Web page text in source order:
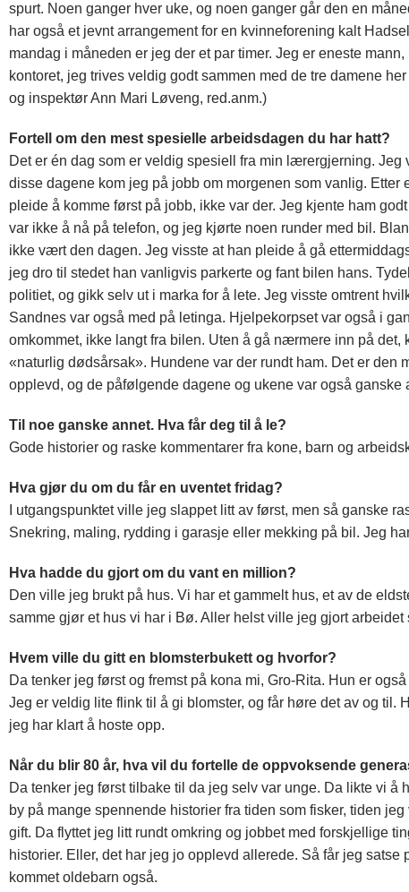
spurt. Noen ganger hver uke, og noen ganger går den en
har også et jevnt arrangement for en kvinneforening kalt
mandag i måneden er jeg der et par timer. Jeg er eneste
kontoret, jeg trives veldig godt sammen med de tre damene
og inspektør Ann Mari Løveng, red.anm.)
Fortell om den mest spesielle arbeidsdagen du har hatt?
Det er én dag som er veldig spesiell fra min lærergjerning.
disse dagene kom jeg på jobb om morgenen som vanlig.
pleide å komme først på jobb, ikke var der. Jeg kjente ham
var ikke å nå på telefon, og jeg kjørte noen runder med bil.
ikke vært den dagen. Jeg visste at han pleide å gå
jeg dro til stedet han vanligvis parkerte og fant bilen hans.
politiet, og gikk selv ut i marka for å lete. Jeg visste omtrent
Sandnes var også med på letinga. Hjelpekorpset var også i
omkommet, ikke langt fra bilen. Uten å gå nærmere inn på
«naturlig dødsårsak». Hundene var der rundt ham. Det er
opplevd, og de påfølgende dagene og ukene var også ganske
Til noe ganske annet. Hva får deg til å le?
Gode historier og raske kommentarer fra kone, barn og
Hva gjør du om du får en uventet fridag?
I utgangspunktet ville jeg slappet litt av først, men så ganske
Snekring, maling, rydding i garasje eller mekking på bil. Jeg
Hva hadde du gjort om du vant en million?
Den ville jeg brukt på hus. Vi har et gammelt hus, et av de
samme gjør et hus vi har i Bø. Aller helst ville jeg gjort
Hvem ville du gitt en blomsterbukett og hvorfor?
Da tenker jeg først og fremst på kona mi, Gro-Rita. Hun er
Jeg er veldig lite flink til å gi blomster, og får høre det av og til.
jeg har klart å hoste opp.
Når du blir 80 år, hva vil du fortelle de oppvoksende
Da tenker jeg først tilbake til da jeg selv var unge. Da likte vi å
by på mange spennende historier fra tiden som fisker, tiden
gift. Da flyttet jeg litt rundt omkring og jobbet med forskjellige
historier. Eller, det har jeg jo opplevd allerede. Så får jeg
kommet oldebarn også.